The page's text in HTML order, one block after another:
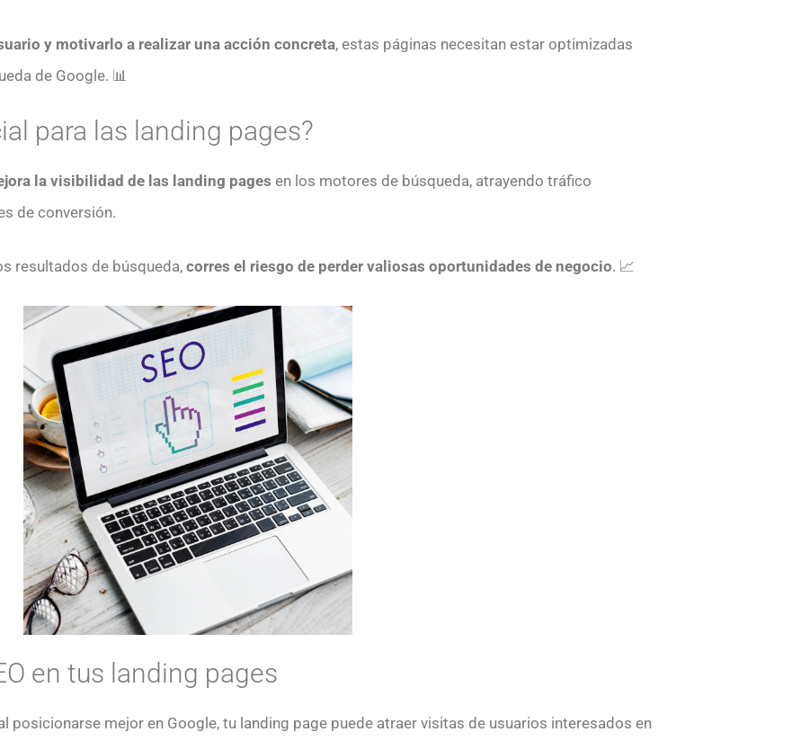
y motivarlo a realizar una acción concreta, estas páginas necesitan estar optimizadas
de Google. 📊
para las landing pages?
la visibilidad de las landing pages en los motores de búsqueda, atrayendo tráfico
de conversión.
resultados de búsqueda,corres el riesgo de perder valiosas oportunidades de negocio. 📈
en tus landing pages
posicionarse mejor en Google, tu landing page puede atraer visitas de usuarios interesados en